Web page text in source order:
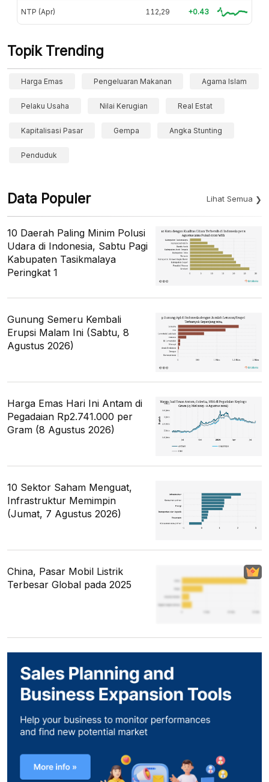
NTP (Apr) 112,29 +0.43
Topik Trending
Harga Emas Pengeluaran Makanan Agama Islam
Pelaku Usaha Nilai Kerugian Real Estat
Kapitalisasi Pasar Gempa Angka Stunting
Penduduk
Data Populer Lihat Semua
10 Daerah Paling Minim Polusi
Udara di Indonesia, Sabtu Pagi
Kabupaten Tasikmalaya
Peringkat 1
Gunung Semeru Kembali
Erupsi Malam Ini (Sabtu, 8
Agustus 2026)
Harga Emas Hari Ini Antam di
Pegadaian Rp2.741.000 per
Gram (8 Agustus 2026)
10 Sektor Saham Menguat,
Infrastruktur Memimpin
(Jumat, 7 Agustus 2026)
China, Pasar Mobil Listrik
Terbesar Global pada 2025